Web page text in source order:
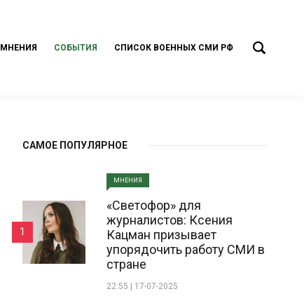
МНЕНИЯ СОБЫТИЯ СПИСОК ВОЕННЫХ СМИ РФ
САМОЕ ПОПУЛЯРНОЕ
МНЕНИЯ
«Светофор» для
журналистов: Ксения
Кацман призывает
упорядочить работу СМИ в
стране
22:55 | 17-07-2025
1